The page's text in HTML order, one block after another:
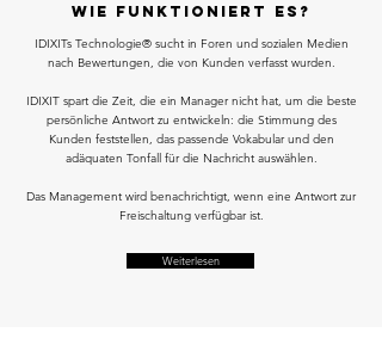
WIE FUNKTIONIERT Es?
IDIXITs Technologie® sucht in Foren und sozialen Medien
nach Bewertungen, die von Kunden verfasst wurden.
IDIXIT spart die Zeit, die ein Manager nicht hat, um die beste
persönliche Antwort zu entwickeln: die Stimmung des
Kunden feststellen, das passende Vokabular und den
adäquaten Tonfall für die Nachricht auswählen.
Das Management wird benachrichtigt, wenn eine Antwort zur
Freischaltung verfügbar ist.
Weiterlesen